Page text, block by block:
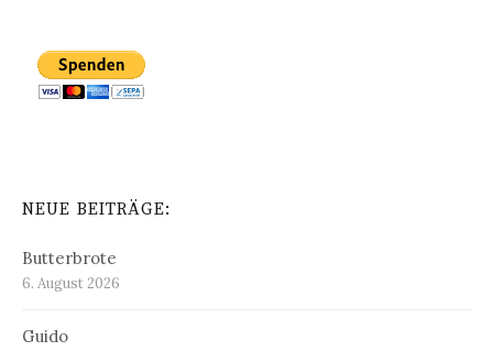
NEUE BEITRÄGE:
Butterbrote
6. August 2026
Guido